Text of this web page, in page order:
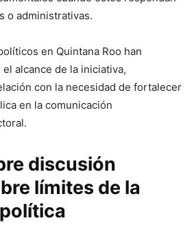
o administrativas.
en Quintana Roo han
alcance de la iniciativa,
con la necesidad de fortalecer
en la comunicación
discusión
límites de la